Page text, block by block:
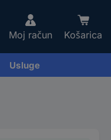
Moj račun Košarica
Usluge